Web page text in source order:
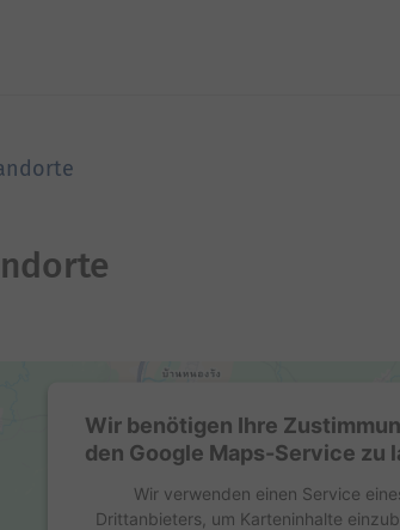
Wir benötigen Ihre
den Google Maps-Service zu
Wir verwenden einen Service
Drittanbieters, um Karteninhalte